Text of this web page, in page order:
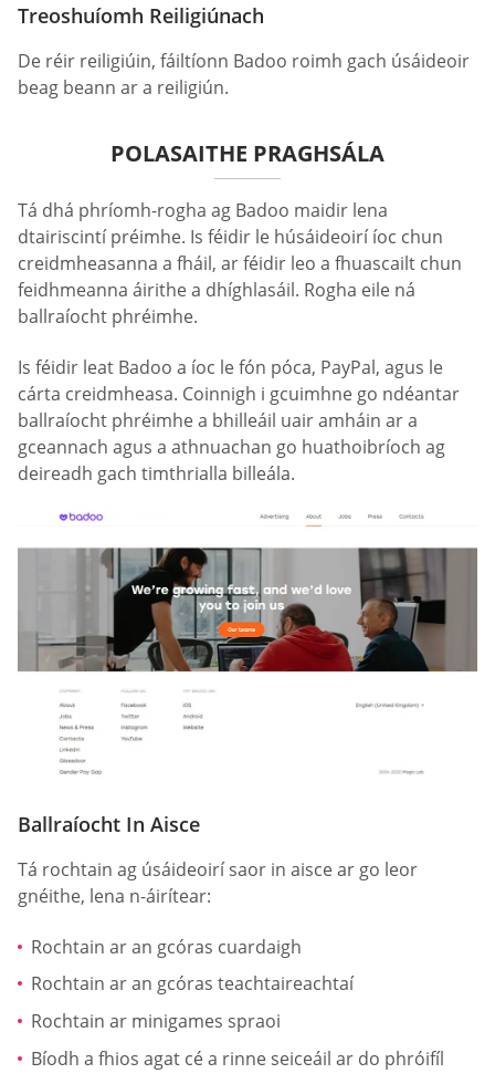
Treoshuíomh Reiligiúnach
De réir reiligiúin, fáiltíonn Badoo roimh gach úsáideoir
beag beann ar a reiligiún.
POLASAITHE PRAGHSÁLA
Tá dhá phríomh-rogha ag Badoo maidir lena
dtairiscintí préimhe. Is féidir le húsáideoirí íoc chun
creidmheasanna a fháil, ar féidir leo a fhuascailt chun
feidhmeanna áirithe a dhíghlasáil. Rogha eile ná
ballraíocht phréimhe.
Is féidir leat Badoo a íoc le fón póca, PayPal, agus le
cárta creidmheasa. Coinnigh i gcuimhne go ndéantar
ballraíocht phréimhe a bhilleáil uair amháin ar a
gceannach agus a athnuachan go huathoibríoch ag
deireadh gach timthrialla billeála.
Ballraíocht In Aisce
Tá rochtain ag úsáideoirí saor in aisce ar go leor
gnéithe, lena n-áirítear:
Rochtain ar an gcóras cuardaigh
Rochtain ar an gcóras teachtaireachtaí
Rochtain ar minigames spraoi
Bíodh a fhios agat cé a rinne seiceáil ar do phróifíl